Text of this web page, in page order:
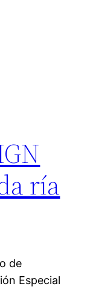
ría
de
Especial